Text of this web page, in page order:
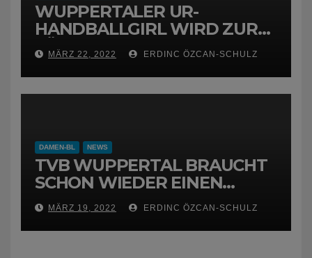
WUPPERTALER UR-
HANDBALLGIRL WIRD ZUR
FÜCHSIN
MÄRZ 22, 2022 ERDINC ÖZCAN-SCHULZ
DAMEN-BL NEWS
TVB WUPPERTAL BRAUCHT
SCHON WIEDER EINEN
NEUEN TRAINER
MÄRZ 19, 2022 ERDINC ÖZCAN-SCHULZ